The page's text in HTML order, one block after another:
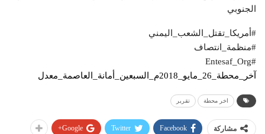
الجنوبي
#أمريكا_تقتل_الشعب_اليمني
#منظمة_انتصاف
#Entesaf_Org
آخر_محطة_26_مايو_2018م_السبعين_أمانة_العاصمة_معدل
اخر محطة تقرير
مشاركة Facebook
Twitter
Google+